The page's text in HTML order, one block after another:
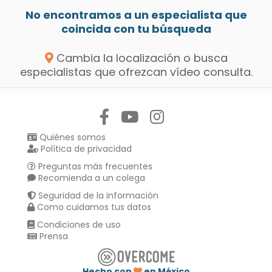
No encontramos a un especialista que
coincida con tu búsqueda
Cambia la localización o busca
especialistas que ofrezcan vídeo consulta.
Quiénes somos
Política de privacidad
Preguntas más frecuentes
Recomienda a un colega
Seguridad de la información
Como cuidamos tus datos
Condiciones de uso
Prensa